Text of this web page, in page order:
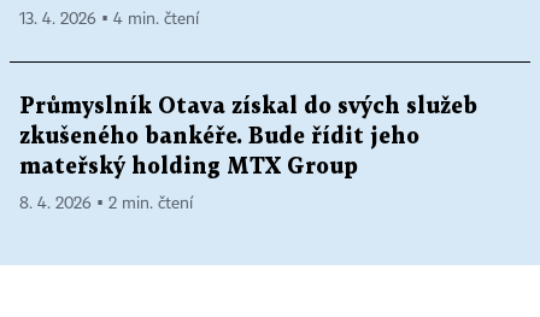
13. 4. 2026 ▪ 4 min. čtení
Průmyslník Otava získal do svých služeb
zkušeného bankéře. Bude řídit jeho
mateřský holding MTX Group
8. 4. 2026 ▪ 2 min. čtení